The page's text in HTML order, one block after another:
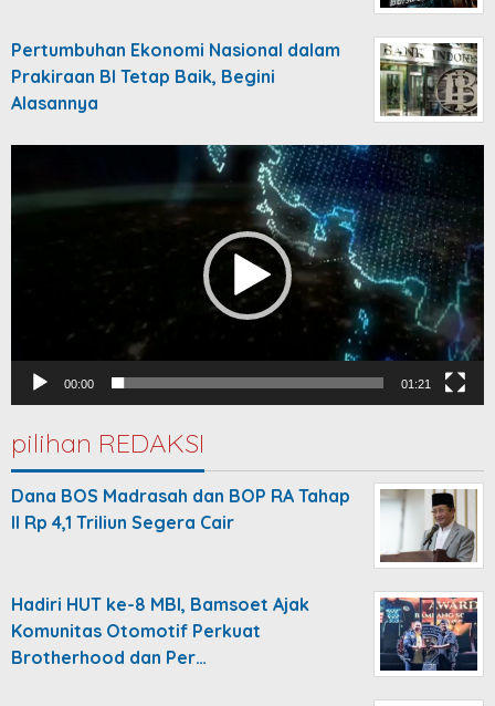
Pertumbuhan Ekonomi Nasional dalam
Prakiraan BI Tetap Baik, Begini
Alasannya
00:00 01:21
pilihan REDAKSI
Dana BOS Madrasah dan BOP RA Tahap
II Rp 4,1 Triliun Segera Cair
Hadiri HUT ke-8 MBI, Bamsoet Ajak
Komunitas Otomotif Perkuat
Brotherhood dan Per…